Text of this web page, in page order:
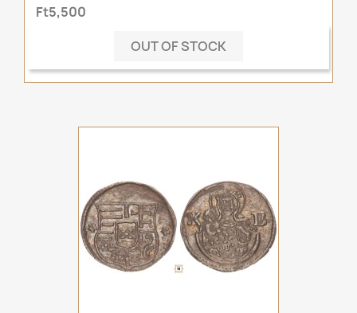
Ft5,500
OUT OF STOCK